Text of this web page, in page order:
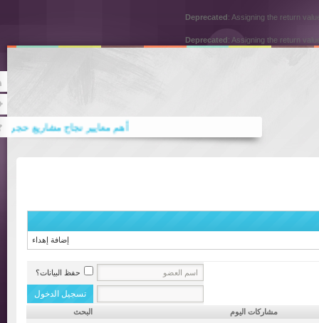
Deprecated: Assigning the return
Deprecated: Assigning the return
أهم معايير نجاح مشاريع حجر
إضافة إهداء
حفظ البيانات؟
مشاركات اليوم البحث